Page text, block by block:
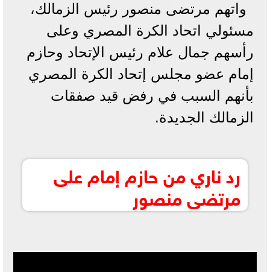
واتهم مرتضى منصور رئيس الزمالك،
مسئولي اتحاد الكرة المصري وعلى
رأسهم جمال علام رئيس الإتحاد وحازم
إمام عضو مجلس إتحاد الكرة المصري
بأنهم السبب في رفض قيد صفقات
الزمالك الجديدة.
رد ناري من حازم إمام على
مرتضى منصور